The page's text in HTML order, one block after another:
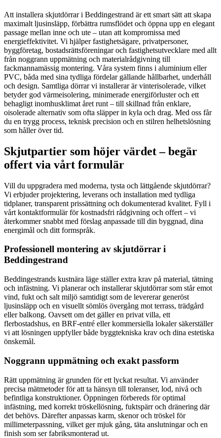
Att installera skjutdörrar i Beddingestrand är ett smart sätt att skapa
maximalt ljusinsläpp, förbättra rumsflödet och öppna upp en elegant
passage mellan inne och ute – utan att kompromissa med
energieffektivitet. Vi hjälper fastighetsägare, privatpersoner,
byggföretag, bostadsrättsföreningar och fastighetsutvecklare med allt
från noggrann uppmätning och materialrådgivning till
fackmannamässig montering. Våra system finns i aluminium eller
PVC, båda med sina tydliga fördelar gällande hållbarhet, underhåll
och design. Samtliga dörrar vi installerar är vinterisolerade, vilket
betyder god värmeisolering, minimerade energiförluster och ett
behagligt inomhusklimat året runt – till skillnad från enklare,
oisolerade alternativ som ofta släpper in kyla och drag. Med oss får
du en trygg process, teknisk precision och en stilren helhetslösning
som håller över tid.
Skjutpartier som höjer värdet – begär
offert via vårt formulär
Vill du uppgradera med moderna, tysta och lättgående skjutdörrar?
Vi erbjuder projektering, leverans och installation med tydliga
tidplaner, transparent prissättning och dokumenterad kvalitet. Fyll i
vårt kontaktformulär för kostnadsfri rådgivning och offert – vi
återkommer snabbt med förslag anpassade till din byggnad, dina
energimål och ditt formspråk.
Professionell montering av skjutdörrar i
Beddingestrand
Beddingestrands kustnära läge ställer extra krav på material, tätning
och infästning. Vi planerar och installerar skjutdörrar som står emot
vind, fukt och salt miljö samtidigt som de levererar generöst
ljusinsläpp och en visuellt sömlös övergång mot terrass, trädgård
eller balkong. Oavsett om det gäller en privat villa, ett
flerbostadshus, en BRF-entré eller kommersiella lokaler säkerställer
vi att lösningen uppfyller både byggtekniska krav och dina estetiska
önskemål.
Noggrann uppmätning och exakt passform
Rätt uppmätning är grunden för ett lyckat resultat. Vi använder
precisa mätmetoder för att ta hänsyn till toleranser, lod, nivå och
befintliga konstruktioner. Öppningen förbereds för optimal
infästning, med korrekt tröskellösning, fuktspärr och dränering där
det behövs. Därefter anpassas karm, skenor och tröskel för
millimeterpassning, vilket ger mjuk gång, täta anslutningar och en
finish som ser fabriksmonterad ut.